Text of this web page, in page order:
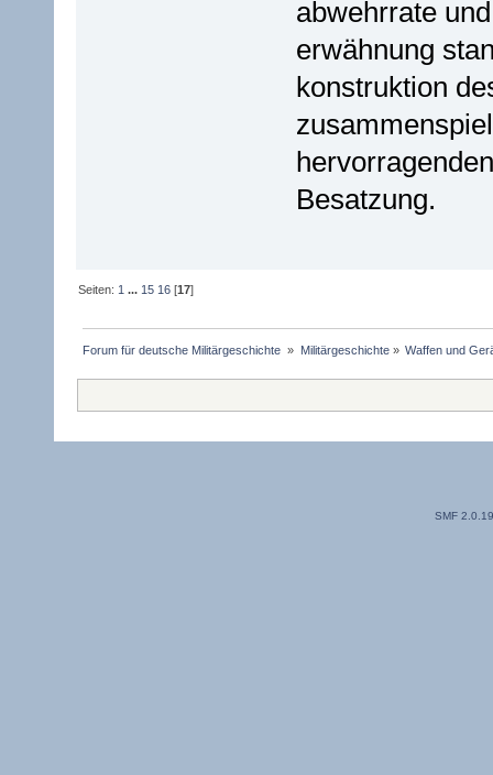
abwehrrate
erwähnung
konstruktion
Besatzung.
Seiten: 1 ... 15 16 [17]
Forum für deutsche Militärgeschichte » Militärgeschichte» Waffen und
SMF 2.0.19